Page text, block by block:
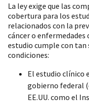
La ley exige que las
cobertura para los
relacionados con la
cáncer o enfermedades
estudio cumple con tan
condiciones:
El estudio clínico
gobierno federal
EE.UU. como el